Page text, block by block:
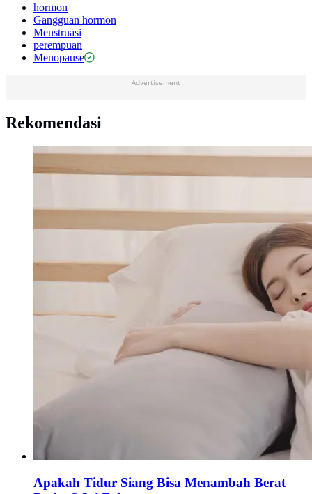
hormon
Gangguan hormon
Menstruasi
perempuan
Menopause
Advertisement
Rekomendasi
Apakah Tidur Siang Bisa Menambah Berat